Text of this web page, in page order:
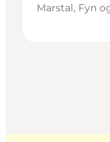
Marstal, Fyn